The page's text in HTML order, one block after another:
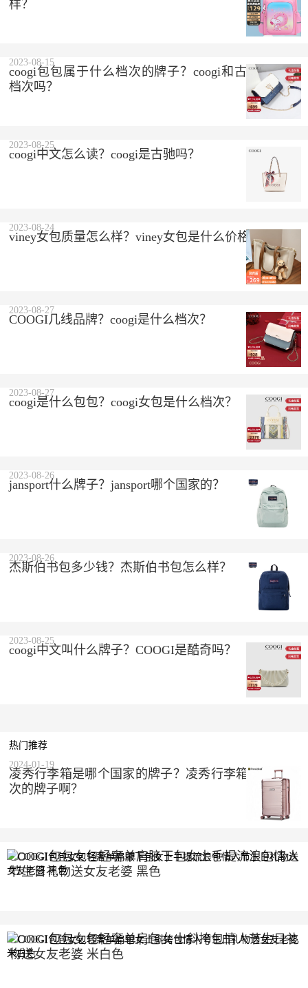
样？
coogi包包属于什么档次的牌子？coogi和古驰是一个
档次吗？
2023-08-15
coogi中文怎么读？coogi是古驰吗？
2023-08-25
viney女包质量怎么样？viney女包是什么价格？
2023-08-24
COOGI几线品牌？coogi是什么档次？
2023-08-27
coogi是什么包包？coogi女包是什么档次？
2023-08-27
jansport什么牌子？jansport哪个国家的？
2023-08-26
杰斯伯书包多少钱？杰斯伯书包怎么样？
2023-08-26
coogi中文叫什么牌子？COOGI是酷奇吗？
2023-08-25
热门推荐
凌秀行李箱是哪个国家的牌子？凌秀行李箱是什么档
次的牌子啊？
2024-01-19
COOGI包包女包轻奢单肩腋下包女士手提流浪包情人
节生日礼物送女友老婆 黑色
COOGI包包女包轻奢单肩包女士斜挎包情人节生日礼
物送女友老婆 米白色